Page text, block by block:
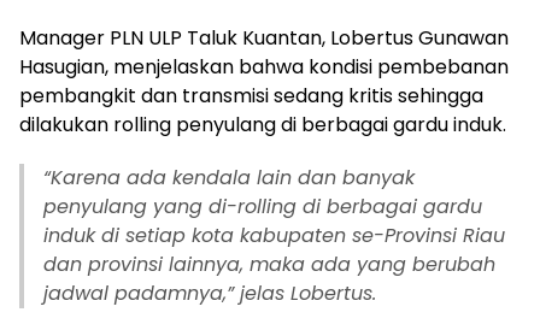
Manager PLN ULP Taluk Kuantan, Lobertus Gunawan
Hasugian, menjelaskan bahwa kondisi pembebanan
pembangkit dan transmisi sedang kritis sehingga
dilakukan rolling penyulang di berbagai gardu induk.
“Karena ada kendala lain dan banyak
penyulang yang di-rolling di berbagai gardu
induk di setiap kota kabupaten se-Provinsi Riau
dan provinsi lainnya, maka ada yang berubah
jadwal padamnya,” jelas Lobertus.